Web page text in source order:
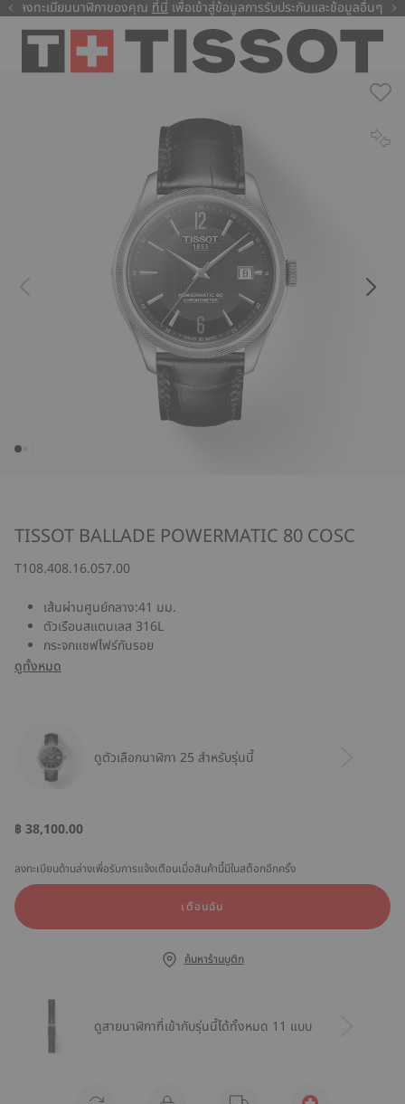
ลงทะเบียนนาฬิกาของคุณ ที่นี่ เพื่อเข้าสู่ข้อมูลการรับประกันและข้อมูลอื่นๆ
ที่นี่
TISSOT BALLADE POWERMATIC 80 COSC
T108.408.16.057.00
เส้นผ่านศูนย์กลาง:41 มม.
ตัวเรือนสแตนเลส 316L
กระจกแซฟไฟร์กันรอย
ดูทั้งหมด
ดูตัวเลือกนาฬิกา 25 สำหรับรุ่นนี้
฿ 38,100.00
ลงทะเบียนด้านล่างเพื่อรับการแจ้งเตือนเมื่อสินค้านี้มีในสต็อกอีกครั้ง
เตือนฉัน
ค้นหาร้านบูติก
ดูสายนาฬิกาที่เข้ากับรุ่นนี้ได้ทั้งหมด 11 แบบ